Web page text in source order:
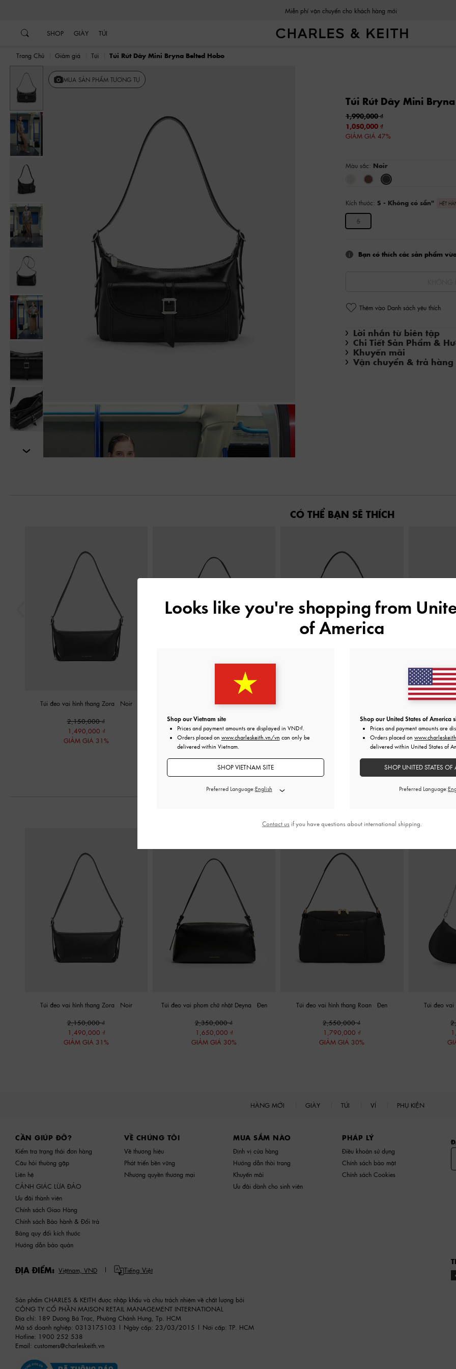
Miễn phí vận chuyển cho khách hàng mới
SHOP GIÀY TÚI
Trang Chủ Giảm giá Túi Túi Rút Dây Mini Bryna Belted Hobo
Trước
Tiếp theo
MUA SẢN PHẨM TƯƠNG TỰ
Túi Rút Dây Mini
1,990,000
1,050,000
GIẢM GIÁ 47%
Màu sắc: Noir
Kích thước: S - Không có sẵn" HẾT
S
Bạn có thích các sản phẩm
Thêm vào Danh sách yêu thích
Lời nhắn từ biên tập
Chi Tiết Sản Phẩm &
Khuyến mãi
Vận chuyển & trả hàng
CÓ THỂ BẠN SẼ THÍCH
Túi đeo vai hình thang Zora
Noir
2,150,000
1,490,000
GIẢM GIÁ 31%
Túi đeo vai phom chữ nhật Deyna-Đen
2,350,000
1,650,000
GIẢM GIÁ 30%
GIẢM GIÁ 30%
Túi đeo vai
Túi đeo vai hình thang Zora
Noir
2,150,000
1,490,000
GIẢM GIÁ 31%
Túi đeo vai phom chữ nhật Deyna
Đen
2,350,000
1,650,000
GIẢM GIÁ 30%
Túi đeo vai hình thang Roan -Đen
2,550,000
1,790,000
GIẢM GIÁ 30%
Túi đeo vai
HÀNG MỚI GIÀY TÚI VÍ PHỤ KIỆN
CẦN GIÚP ĐỠ?
Kiểm tra trạng thái đơn hàng
Câu hỏi thường gặp
Liên hệ
CẢNH GIÁC LỪA ĐẢO
Ưu đãi thành viên
Chính sách Giao Hàng
Chính sách Bảo hành & Đổi trả
Bảng quy đổi kích thước
Hướng dẫn bảo quản
VỀ CHÚNG TÔI
Về thương hiệu
Phát triển bền vững
Nhượng quyền thương mại
MUA SẮM NÀO
Định vị cửa hàng
Hướng dẫn thời trang
Khuyến mãi
Ưu đãi dành cho sinh viên
PHÁP LÝ
Điều khoản sử dụng
Chính sách bảo mật
Chính sách Cookies
ĐỊA ĐIỂM: Việtnam, VND Tiếng Việt
Sản phẩm CHARLES & KEITH được nhập khẩu và chịu trách nhiệm về chất lượng bởi
CÔNG TY CỔ PHẦN MAISON RETAIL MANAGEMENT INTERNATIONAL
Địa chỉ: 189 Dương Bá Trạc, Phường Chánh Hưng, Tp. HCM
Mã số doanh nghiệp: 0313175103 | Ngày cấp: 23/03/2015 | Nơi cấp: TP. HCM
Hotline: 1900 252 538
Email: customers@charleskeith.vn
Looks like you're shopping from
of America
Shop our Vietnam site
Prices and payment amounts are displayed in VND .
Orders placed on www.charleskeith.vn/vn can only be
delivered within Vietnam.
SHOP VIETNAM SITE
Preferred Language:
Shop our United States of America
Prices and payment amounts are
Orders placed on
delivered within United States of
SHOP UNITED STATES OF
Preferred Language:
Contact us if you have questions about international shipping.